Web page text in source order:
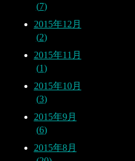
7
2015年12月
2
2015年11月
1
2015年10月
3
2015年9月
6
2015年8月